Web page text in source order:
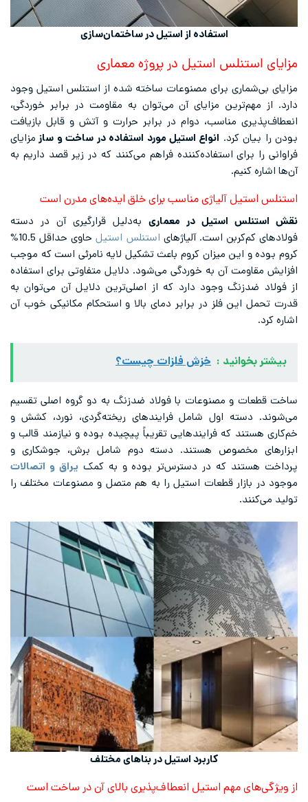
استفاده از استیل در ساختمان‌سازی
مزایای استنلس استیل در پروژه معماری
مزایای بی‌شماری برای مصنوعات ساخته شده از استنلس استیل وجود
دارد. از مهم‌ترین مزایای آن می‌توان به مقاومت در برابر خوردگی،
انعطاف‌پذیری مناسب، دوام در برابر حرارت و آتش و قابل بازیافت
بودن را بیان کرد. انواع استیل مورد استفاده در ساخت و ساز مزایای
فراوانی را برای استفاده‌کننده فراهم می‌کنند که در زیر قصد داریم به
آن‌ها اشاره کنیم.
استنلس استیل آلیاژی مناسب برای خلق ایده‌های مدرن است
نقش استنلس استیل در معماری به‌دلیل قرارگیری آن در دسته
فولادهای کم‌کربن است. آلیاژهای استنلس استیل
حاوی حداقل 10.5%
کروم بوده و این میزان کروم باعث تشکیل لایه نامرئی است که موجب
افزایش مقاومت آن به خوردگی می‌شود. دلایل متفاوتی برای استفاده
از فولاد ضدزنگ وجود دارد که از اصلی‌ترین دلایل آن می‌توان به
قدرت تحمل این فلز در برابر دمای بالا و استحکام مکانیکی خوب آن
اشاره کرد.
بیشتر بخوانید : خزش فلزات چیست؟
ساخت قطعات و مصنوعات با فولاد ضدزنگ به دو گروه اصلی تقسیم
می‌شوند. دسته اول شامل فرایندهای ریخته‌گردی، نورد، کشش و
خم‌کاری هستند که فرایندهایی تقریباً پیچیده بوده و نیازمند قالب و
ابزارهای مخصوص هستند. دسته دوم شامل برش، جوشکاری و
پرداخت هستند که در دسترس‌تر بوده و به کمکیراق و اتصالات
موجود در بازار قطعات استیل را به هم متصل و مصنوعات مختلف را
تولید می‌کنند.
کاربرد استیل در بناهای مختلف
از ویژگی‌های مهم استیل انعطاف‌پذیری بالای آن در ساخت است